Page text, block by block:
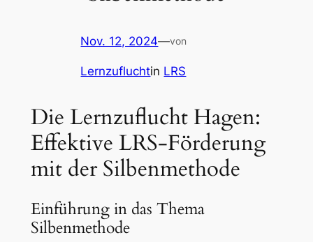
Nov. 12, 2024—von
Lernzufluchtin LRS
Die Lernzuflucht Hagen:
Effektive LRS-Förderung
mit der Silbenmethode
Einführung in das Thema
Silbenmethode